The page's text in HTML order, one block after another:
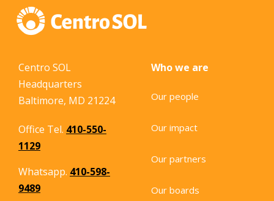
Centro SOL
Headquarters
Baltimore, MD 21224
Office Tel. 410-550-
1129
Whatsapp. 410-598-
9489
Who we are
Our people
Our impact
Our partners
Our boards